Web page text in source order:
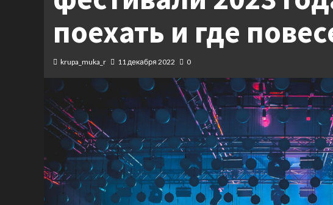
поехать и где
krupa_muka_r 11 декабря 2022 0